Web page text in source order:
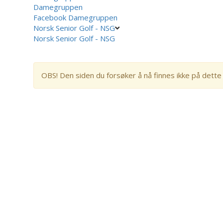
Damegruppen
Facebook Damegruppen
Norsk Senior Golf - NSG
Norsk Senior Golf - NSG
OBS! Den siden du forsøker å nå finnes ikke på